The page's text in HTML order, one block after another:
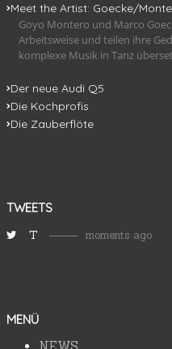
Meet the Artist: Goecke/
Goyo Montero und Marco
Arbeitsweise und teilen ihre
komplexe Musik in Tanz
Der neue Audi Q5
Die Kochprofis
Die Zauberflöte
TWEETS
T moments ago
MENÜ